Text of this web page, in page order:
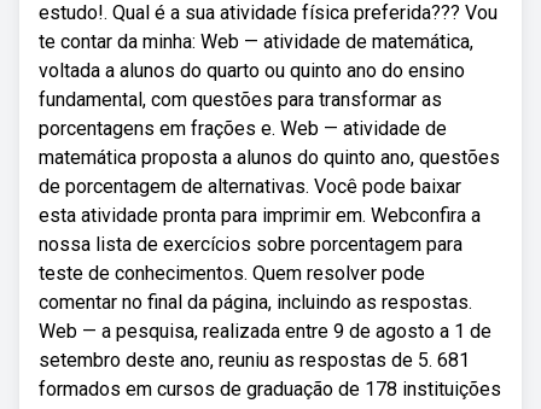
estudo!. Qual é a sua atividade física preferida??? Vou
te contar da minha: Web — atividade de matemática,
voltada a alunos do quarto ou quinto ano do ensino
fundamental, com questões para transformar as
porcentagens em frações e. Web — atividade de
matemática proposta a alunos do quinto ano, questões
de porcentagem de alternativas. Você pode baixar
esta atividade pronta para imprimir em. Webconfira a
nossa lista de exercícios sobre porcentagem para
teste de conhecimentos. Quem resolver pode
comentar no final da página, incluindo as respostas.
Web — a pesquisa, realizada entre 9 de agosto a 1 de
setembro deste ano, reuniu as respostas de 5. 681
formados em cursos de graduação de 178 instituições